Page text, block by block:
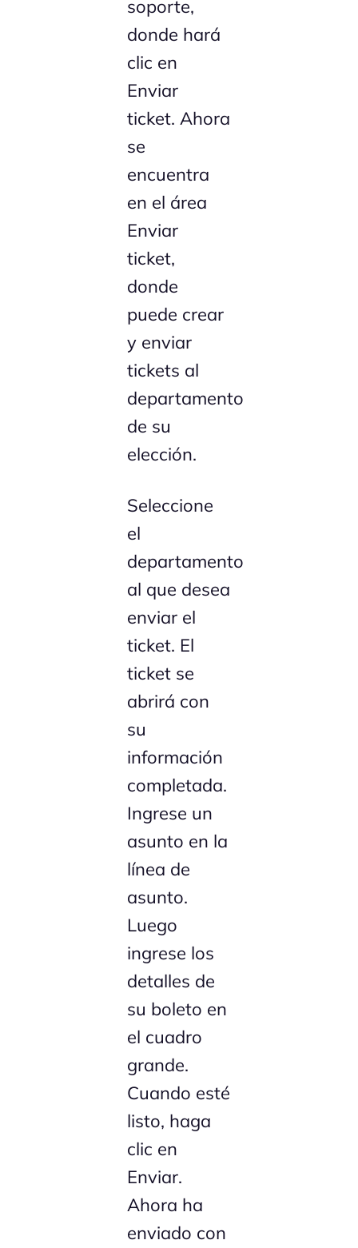
soporte,
donde hará
clic en
Enviar
ticket. Ahora
se
encuentra
en el área
Enviar
ticket,
donde
puede crear
y enviar
tickets al
departamento
de su
elección.
Seleccione
el
departamento
al que desea
enviar el
ticket. El
ticket se
abrirá con
su
información
completada.
Ingrese un
asunto en la
línea de
asunto.
Luego
ingrese los
detalles de
su boleto en
el cuadro
grande.
Cuando esté
listo, haga
clic en
Enviar.
Ahora ha
enviado con